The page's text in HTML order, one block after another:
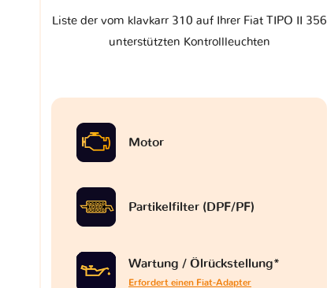
Liste der vom klavkarr 310 auf Ihrer Fiat TIPO II 356
unterstützten Kontrollleuchten
Motor
Partikelfilter (DPF/PF)
Wartung / Ölrückstellung*
Erfordert einen Fiat-Adapter